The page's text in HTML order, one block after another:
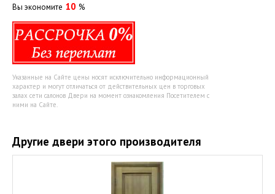
Вы экономите 10 %
Указанные на Сайте цены носят исключительно информационный
характер и могут отличаться от действительных цен в торговых
залах сети салонов Двери на момент ознакомления Посетителем с
ними на Сайте.
Другие двери этого производителя